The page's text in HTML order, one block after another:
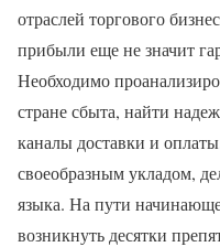
отраслей торгового
прибыли еще не значит
Необходимо
стране сбыта, найти
каналы доставки и
своеобразным укладом,
языка. На пути
возникнуть десятки